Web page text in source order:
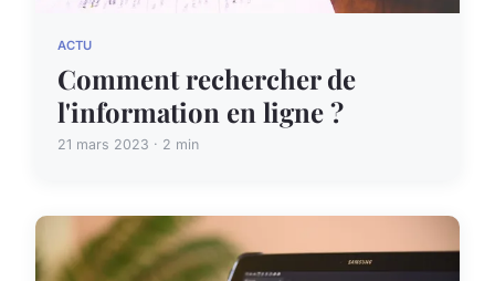
ACTU
Comment rechercher de
l'information en ligne ?
21 mars 2023 · 2 min